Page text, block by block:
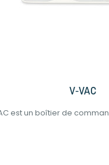
V-VAC
est un boîtier de